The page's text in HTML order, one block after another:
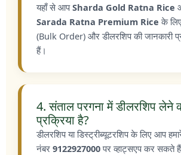
यहाँ से आपSharda Gold Ratna Rice
Sarada Ratna Premium Rice के
(Bulk Order) और डीलरशिप की जानकारी
हैं।
4. संताल परगना में डीलरशिप लेने
प्रक्रिया है?
डीलरशिप या डिस्ट्रीब्यूटरशिप के लिए आप
नंबर 9122927000पर व्हाट्सएप कर सकते हैं